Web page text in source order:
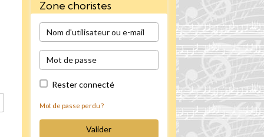
Zone choristes
Rester connecté
Mot de passe perdu ?
Valider